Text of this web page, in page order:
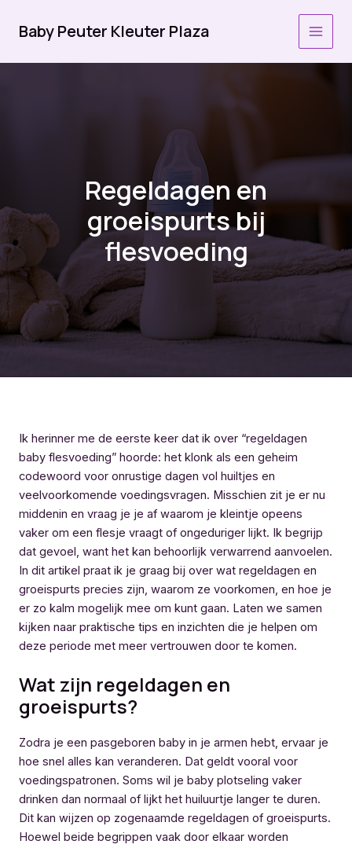
naar
inhoud
Baby Peuter Kleuter Plaza
Regeldagen en
groeispurts bij
flesvoeding
Ik herinner me de eerste keer dat ik over “regeldagen
baby flesvoeding” hoorde: het klonk als een geheim
codewoord voor onrustige dagen vol huiltjes en
veelvoorkomende voedingsvragen. Misschien zit je er nu
middenin en vraag je je af waarom je kleintje opeens
vaker om een flesje vraagt of ongeduriger lijkt. Ik begrijp
dat gevoel, want het kan behoorlijk verwarrend aanvoelen.
In dit artikel praat ik je graag bij over wat regeldagen en
groeispurts precies zijn, waarom ze voorkomen, en hoe je
er zo kalm mogelijk mee om kunt gaan. Laten we samen
kijken naar praktische tips en inzichten die je helpen om
deze periode met meer vertrouwen door te komen.
Wat zijn regeldagen en
groeispurts?
Zodra je een pasgeboren baby in je armen hebt, ervaar je
hoe snel alles kan veranderen. Dat geldt vooral voor
voedingspatronen. Soms wil je baby plotseling vaker
drinken dan normaal of lijkt het huiluurtje langer te duren.
Dit kan wijzen op zogenaamde regeldagen of groeispurts.
Hoewel beide begrippen vaak door elkaar worden